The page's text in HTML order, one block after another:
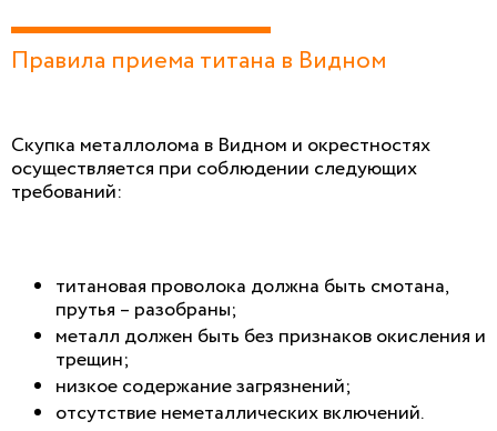
Правила приема титана в Видном
Скупка металлолома в Видном и окрестностях
осуществляется при соблюдении следующих
требований:
титановая проволока должна быть смотана,
прутья – разобраны;
металл должен быть без признаков окисления и
трещин;
низкое содержание загрязнений;
отсутствие неметаллических включений.